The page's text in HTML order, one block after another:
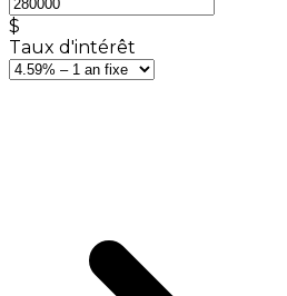
$
Taux d'intérêt